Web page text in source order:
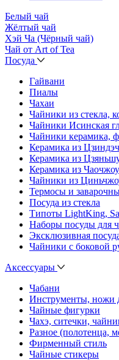
Белый чай
Жёлтый чай
Хэй Ча (Чёрный чай)
Чай от Art of Tea
Посуда
Гайвани
Пиалы
Чахаи
Чайники из стекла,
Чайники Исинская
Чайники керамика,
Керамика из
Керамика из
Керамика из Чаочжоу
Чайники из
Термосы и
Посуда из стекла
Типоты LightKing,
Наборы посуды для
Эксклюзивная
Чайники с боковой
Аксессуары
Чабани
Инструменты, ножи
Чайные фигурки
Чахэ, ситечки,
Разное (полотенца,
Фирменный стиль
Чайные стикеры